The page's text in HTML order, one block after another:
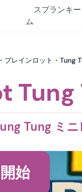
スプランキ
ム
レインロット・Tung
Tung
Tung ミ
始